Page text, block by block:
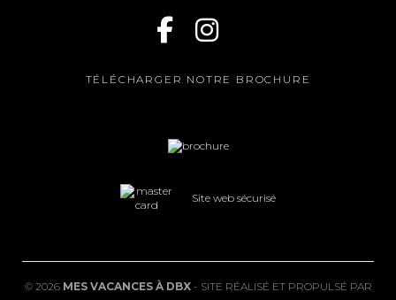
TÉLÉCHARGER NOTRE BROCHURE
Site web sécurisé
© 2026 MES VACANCES À DBX- SITE RÉALISÉ ET PROPULSÉ PAR